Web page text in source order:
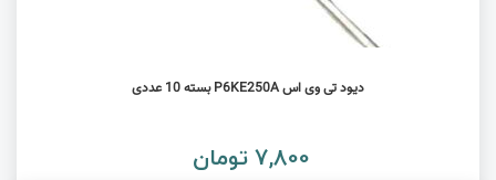
دیود تی وی اس P6KE250A بسته 10 عددی
7,800 تومان